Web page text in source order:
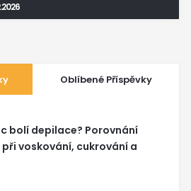
Oblíbené Příspěvky
bolí depilace? Porovnání
voskování, cukrování a